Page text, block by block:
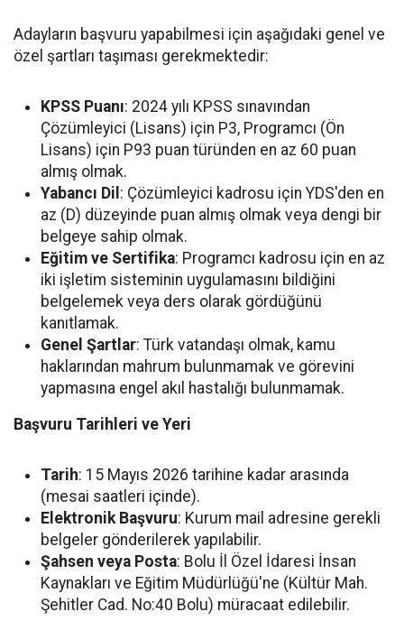
Adayların başvuru yapabilmesi için aşağıdaki genel ve
özel şartları taşıması gerekmektedir:
KPSS Puanı: 2024 yılı KPSS sınavından
Çözümleyici (Lisans) için P3, Programcı (Ön
Lisans) için P93 puan türünden en az 60 puan
almış olmak.
Yabancı Dil : Çözümleyici kadrosu için YDS'den en
az (D) düzeyinde puan almış olmak veya dengi bir
belgeye sahip olmak.
Eğitim ve Sertifika: Programcı kadrosu için en az
iki işletim sisteminin uygulamasını bildiğini
belgelemek veya ders olarak gördüğünü
kanıtlamak.
Genel Şartlar: Türk vatandaşı olmak, kamu
haklarından mahrum bulunmamak ve görevini
yapmasına engel akıl hastalığı bulunmamak.
Başvuru Tarihleri ve Yeri
Tarih: 15 Mayıs 2026 tarihine kadar arasında
(mesai saatleri içinde).
Elektronik Başvuru: Kurum mail adresine gerekli
belgeler gönderilerek yapılabilir.
Şahsen veya Posta: Bolu İl Özel İdaresi İnsan
Kaynakları ve Eğitim Müdürlüğü'ne (Kültür Mah.
Şehitler Cad. No:40 Bolu) müracaat edilebilir.